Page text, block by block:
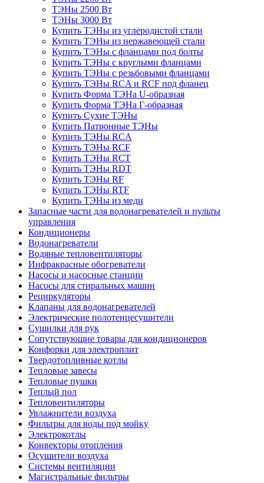
ТЭНы 2500 Вт
ТЭНы 3000 Вт
Купить ТЭНы из углеродистой стали
Купить ТЭНы из нержавеющей стали
Купить ТЭНы с фланцами под болты
Купить ТЭНы с круглыми фланцами
Купить ТЭНы с резьбовыми фланцами
Купить ТЭНы RCA и RCF под фланец
Купить Форма ТЭНа U-образная
Купить Форма ТЭНа Г-образная
Купить Сухие ТЭНы
Купить Патронные ТЭНы
Купить ТЭНы RCA
Купить ТЭНы RCF
Купить ТЭНы RCT
Купить ТЭНы RDT
Купить ТЭНы RF
Купить ТЭНы RTF
Купить ТЭНы из меди
Запасные части для водонагревателей и пульты
управления
Кондиционеры
Водонагреватели
Водяные тепловентиляторы
Инфракрасные обогреватели
Насосы и насосные станции
Насосы для стиральных машин
Рециркуляторы
Клапаны для водонагревателей
Электрические полотенцесушители
Сушилки для рук
Сопутствующие товары для кондиционеров
Конфорки для электроплит
Твердотопливные котлы
Тепловые завесы
Тепловые пушки
Теплый пол
Тепловентиляторы
Увлажнители воздуха
Фильтры для воды под мойку
Электрокотлы
Конвекторы отопления
Осушители воздуха
Системы вентиляции
Магистральные фильтры